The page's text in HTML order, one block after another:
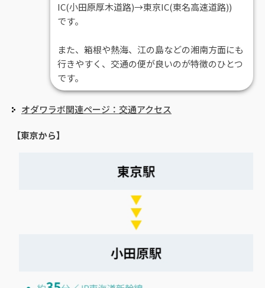
IC(小田原厚木道路)→東京IC(東名高速道路))
です。
また、箱根や熱海、江の島などの湘南方面にも
行きやすく、交通の便が良いのが特徴のひとつ
です。
オダワラボ関連ページ：交通アクセス
【東京から】